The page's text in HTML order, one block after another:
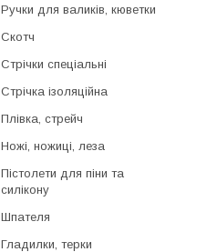
Ручки для валиків, кюветки
Скотч
Стрічки спеціальні
Стрічка ізоляційна
Плівка, стрейч
Ножі, ножиці, леза
Пістолети для піни та
силікону
Шпателя
Гладилки, терки